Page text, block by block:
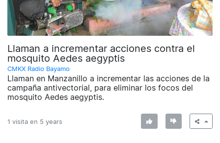
Llaman a incrementar acciones contra el
mosquito Aedes aegyptis
CMKX Radio Bayamo
Llaman en Manzanillo a incrementar las acciones de la
campaña antivectorial, para eliminar los focos del
mosquito Aedes aegyptis.
1 visita en 5 years